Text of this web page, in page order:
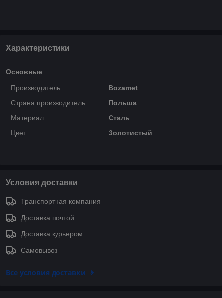
Характеристики
Основные
Производитель
Bozamet
Страна производитель
Польша
Материал
Сталь
Цвет
Золотистый
Условия доставки
Транспортная компания
Доставка почтой
Доставка курьером
Самовывоз
Все условия доставки